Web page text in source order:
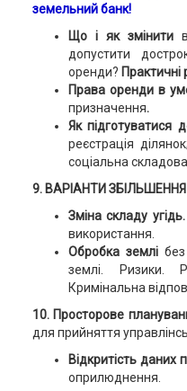
земельний банк!
Що і як змінити
допустити
оренди? Практичні
Права оренди в
призначення.
Як підготуватися
реєстрація
соціальна
9. ВАРІАНТИ
Зміна складу угідь.
використання.
Обробка землі
землі. Ризики.
Кримінальна
10. Просторове
для прийняття
Відкритість
оприлюднення.